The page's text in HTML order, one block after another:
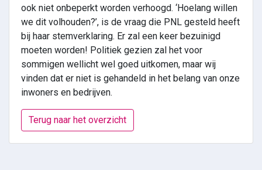
ook niet onbeperkt worden verhoogd. ‘Hoelang willen
we dit volhouden?’, is de vraag die PNL gesteld heeft
bij haar stemverklaring. Er zal een keer bezuinigd
moeten worden! Politiek gezien zal het voor
sommigen wellicht wel goed uitkomen, maar wij
vinden dat er niet is gehandeld in het belang van onze
inwoners en bedrijven.
Terug naar het overzicht